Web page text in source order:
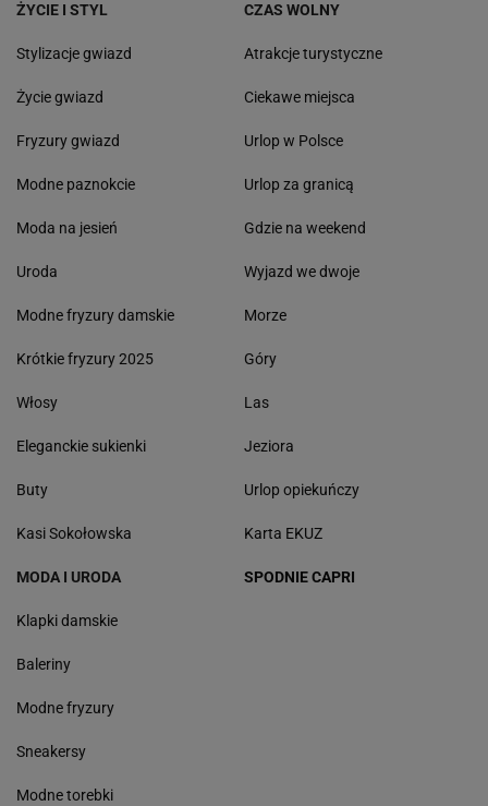
ŻYCIE I STYL
Stylizacje gwiazd
Życie gwiazd
Fryzury gwiazd
Modne paznokcie
Moda na jesień
Uroda
Modne fryzury damskie
Krótkie fryzury 2025
Włosy
Eleganckie sukienki
Buty
Kasi Sokołowska
CZAS WOLNY
Atrakcje turystyczne
Ciekawe miejsca
Urlop w Polsce
Urlop za granicą
Gdzie na weekend
Wyjazd we dwoje
Morze
Góry
Las
Jeziora
Urlop opiekuńczy
Karta EKUZ
MODA I URODA
Klapki damskie
Baleriny
Modne fryzury
Sneakersy
Modne torebki
SPODNIE CAPRI